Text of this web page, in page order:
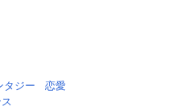
タジー
恋愛